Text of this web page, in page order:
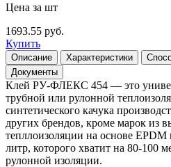
Цена за шт
1693.55 руб.
Купить
Описание Характеристики
Документы
Клей РУ-ФЛЕКС 454 — это
трубной или рулонной
синтетического качука
других брендов, кроме марок из
тепллоизоляции на основе EPDM
литр, которого хватит на 80-100
рулонной изоляции.